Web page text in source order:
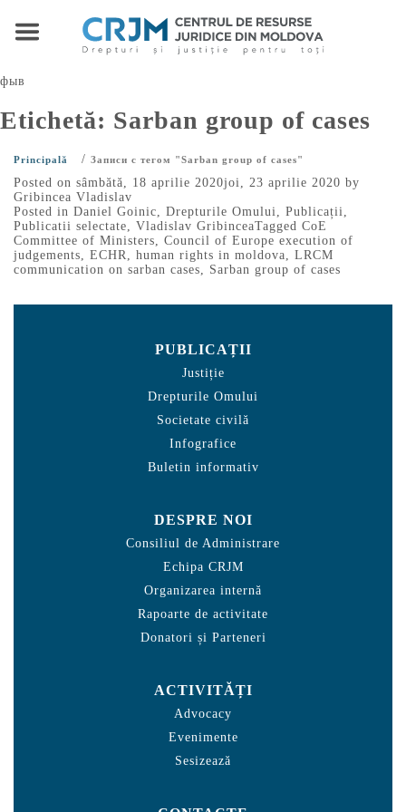
фыв
Etichetă: Sarban group of cases
Principală / Записи с тегом "Sarban group of cases"
Posted on sâmbătă, 18 aprilie 2020joi, 23 aprilie 2020 by
Gribincea Vladislav
Posted in Daniel Goinic Drepturile Omului Publicații
Publicatii selectate
Vladislav GribinceaTagged CoE
Committee of Ministers
Council of Europe execution of
judgements
ECHR human rights in moldova
LRCM
communication on sarban cases
Sarban group of cases
PUBLICAȚII
Justiție
Drepturile Omului
Societate civilă
Infografice
Buletin informativ
DESPRE NOI
Consiliul de Administrare
Echipa CRJM
Organizarea internă
Rapoarte de activitate
Donatori și Parteneri
ACTIVITĂȚI
Advocacy
Evenimente
Sesizează